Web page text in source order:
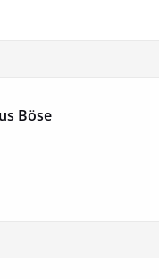
Böse